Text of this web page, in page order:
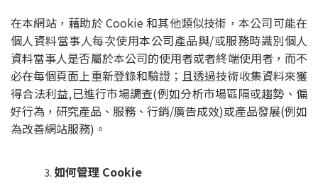
在本網站，藉助於 Cookie 和其他類似技術，本公司可能在
個人資料當事人每次使用本公司產品與/或服務時識別個人
資料當事人是否屬於本公司的使用者或者終端使用者，而不
必在每個頁面上重新登錄和驗證；且透過技術收集資料來獲
得合法利益,已進行市場調查(例如分析市場區隔或趨勢、偏
好行為，研究產品、服務、行銷/廣告成效)或產品發展(例如
為改善網站服務)。
如何管理 Cookie